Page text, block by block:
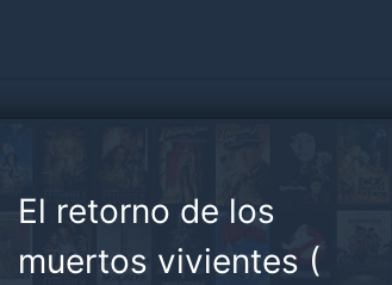
El retorno de los
muertos vivientes (